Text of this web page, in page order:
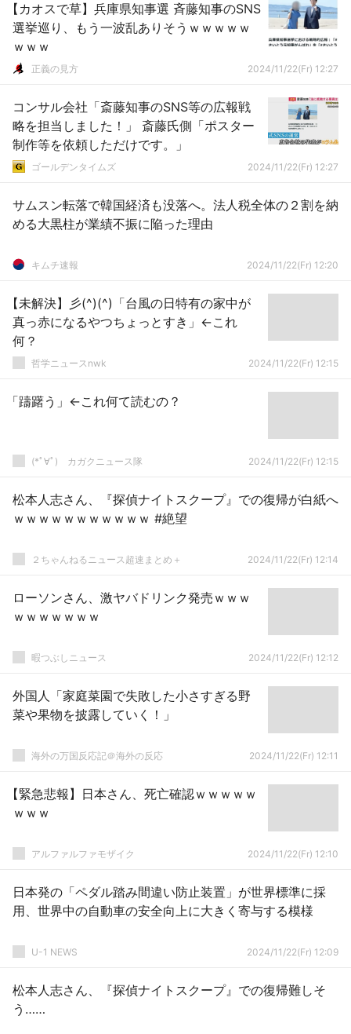
【カオスで草】兵庫県知事選 斉藤知事のSNS
選挙巡り、もう一波乱ありそうｗｗｗｗｗ
ｗｗｗ
正義の見方 2024/11/22(Fr) 12:27
コンサル会社「斎藤知事のSNS等の広報戦
略を担当しました！」 斎藤氏側「ポスター
制作等を依頼しただけです。」
ゴールデンタイムズ 2024/11/22(Fr) 12:27
サムスン転落で韓国経済も没落へ。法人税全体の２割を納
める大黒柱が業績不振に陥った理由
キムチ速報 2024/11/22(Fr) 12:20
【未解決】彡(^)(^)「台風の日特有の家中が
真っ赤になるやつちょっとすき」←これ
何？
哲学ニュースnwk 2024/11/22(Fr) 12:15
「躊躇う」←これ何て読むの？
(*ﾟ∀ﾟ)ゞカガクニュース隊 2024/11/22(Fr) 12:15
松本人志さん、『探偵ナイトスクープ』での復帰が白紙へ
ｗｗｗｗｗｗｗｗｗｗｗ #絶望
２ちゃんねるニュース超速まとめ＋ 2024/11/22(Fr) 12:14
ローソンさん、激ヤバドリンク発売ｗｗｗ
ｗｗｗｗｗｗｗ
暇つぶしニュース 2024/11/22(Fr) 12:12
外国人「家庭菜園で失敗した小さすぎる野
菜や果物を披露していく！」
海外の万国反応記＠海外の反応 2024/11/22(Fr) 12:11
【緊急悲報】日本さん、死亡確認ｗｗｗｗｗ
ｗｗｗ
アルファルファモザイク 2024/11/22(Fr) 12:10
日本発の「ペダル踏み間違い防止装置」が世界標準に採
用、世界中の自動車の安全向上に大きく寄与する模様
U-1 NEWS 2024/11/22(Fr) 12:09
松本人志さん、『探偵ナイトスクープ』での復帰難しそ
う……